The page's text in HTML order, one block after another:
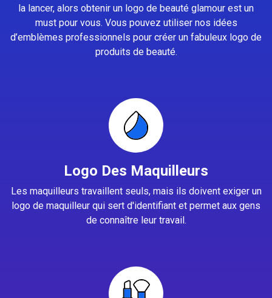
la lancer, alors obtenir un logo de beauté glamour est un
must pour vous. Vous pouvez utiliser nos idées
d’emblèmes professionnels pour créer un fabuleux logo de
produits de beauté.
Logo Des Maquilleurs
Les maquilleurs travaillent seuls, mais ils doivent exiger un
logo de maquilleur qui sert d'identifiant et permet aux gens
de connaître leur travail.